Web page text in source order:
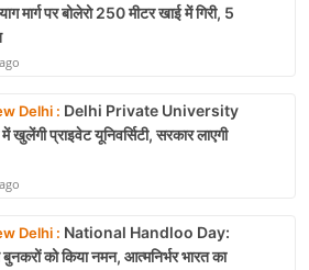
मार्ग पर बोलेरो 250 मीटर खाई में गिरी, 5
Delhi : Delhi Private University
खुलेंगी प्राइवेट यूनिवर्सिटी, सरकार लाएगी
Delhi : National Handloo Day:
बुनकरों को किया नमन, आत्मनिर्भर भारत का